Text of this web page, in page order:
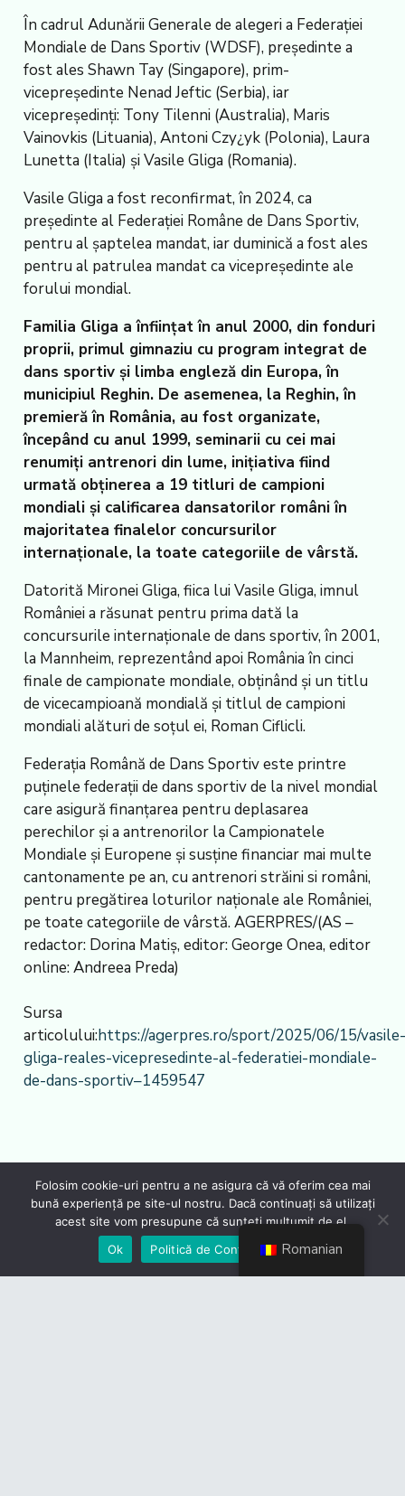
În cadrul Adunării Generale de alegeri a Federației
Mondiale de Dans Sportiv (WDSF), președinte a
fost ales Shawn Tay (Singapore), prim-
vicepreședinte Nenad Jeftic (Serbia), iar
vicepreședinți: Tony Tilenni (Australia), Maris
Vainovkis (Lituania), Antoni Czy¿yk (Polonia), Laura
Lunetta (Italia) și Vasile Gliga (Romania).
Vasile Gliga a fost reconfirmat, în 2024, ca
președinte al Federației Române de Dans Sportiv,
pentru al șaptelea mandat, iar duminică a fost ales
pentru al patrulea mandat ca vicepreședinte ale
forului mondial.
Familia Gliga a înființat în anul 2000, din fonduri
proprii, primul gimnaziu cu program integrat de
dans sportiv și limba engleză din Europa, în
municipiul Reghin. De asemenea, la Reghin, în
premieră în România, au fost organizate,
începând cu anul 1999, seminarii cu cei mai
renumiți antrenori din lume, inițiativa fiind
urmată obținerea a 19 titluri de campioni
mondiali și calificarea dansatorilor români în
majoritatea finalelor concursurilor
internaționale, la toate categoriile de vârstă.
Datorită Mironei Gliga, fiica lui Vasile Gliga, imnul
României a răsunat pentru prima dată la
concursurile internaționale de dans sportiv, în 2001,
la Mannheim, reprezentând apoi România în cinci
finale de campionate mondiale, obținând și un titlu
de vicecampioană mondială și titlul de campioni
mondiali alături de soțul ei, Roman Ciflicli.
Federația Română de Dans Sportiv este printre
puținele federații de dans sportiv de la nivel mondial
care asigură finanțarea pentru deplasarea
perechilor și a antrenorilor la Campionatele
Mondiale și Europene și susține financiar mai multe
cantonamente pe an, cu antrenori străini si români,
pentru pregătirea loturilor naționale ale României,
pe toate categoriile de vârstă. AGERPRES/(AS –
redactor: Dorina Matiș, editor: George Onea, editor
online: Andreea Preda)
Sursa
articolului:https://agerpres.ro/sport/2025/06/15/vasile-
gliga-reales-vicepresedinte-al-federatiei-mondiale-
de-dans-sportiv–1459547
Romanian
Folosim cookie-uri pentru a ne asigura că vă oferim cea mai
bună experiență pe site-ul nostru. Dacă continuați să utilizați
acest site vom presupune că sunteți mulțumit de el.
Ok
Politică de Confidențialiate